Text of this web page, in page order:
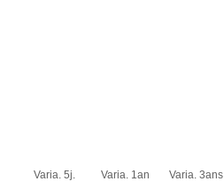
Varia. 5j. Varia. 1an Varia. 3ans